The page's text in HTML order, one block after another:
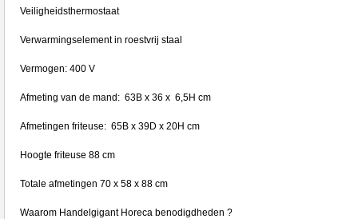
Veiligheidsthermostaat
Verwarmingselement in roestvrij staal
Vermogen: 400 V
Afmeting van de mand: 63B x 36 x 6,5H cm
Afmetingen friteuse: 65B x 39D x 20H cm
Hoogte friteuse 88 cm
Totale afmetingen 70 x 58 x 88 cm
Waarom Handelgigant Horeca benodigdheden ?